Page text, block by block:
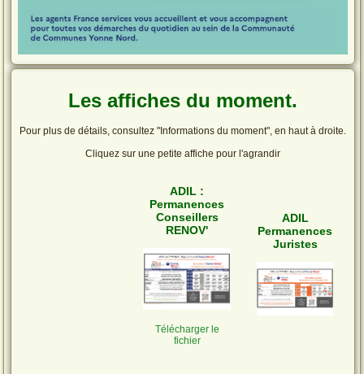
Les affiches du moment.
Pour plus de détails, consultez "Informations du moment", en haut à droite.
Cliquez sur une petite affiche pour l'agrandir
ADIL :
Permanences
Conseillers
RENOV'
Télécharger le
fichier
ADIL
Permanences
Juristes